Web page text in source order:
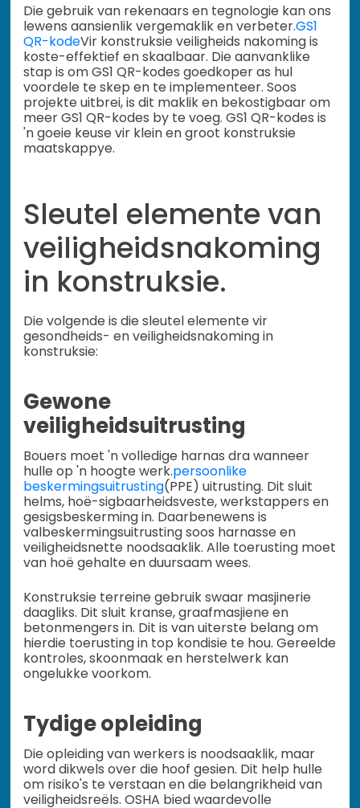
Die gebruik van rekenaars en tegnologie kan ons
lewens aansienlik vergemaklik en verbeter.GS1
QR-kodeVir konstruksie veiligheids nakoming is
koste-effektief en skaalbaar. Die aanvanklike
stap is om GS1 QR-kodes goedkoper as hul
voordele te skep en te implementeer. Soos
projekte uitbrei, is dit maklik en bekostigbaar om
meer GS1 QR-kodes by te voeg. GS1 QR-kodes is
'n goeie keuse vir klein en groot konstruksie
maatskappye.
Sleutel elemente van
veiligheidsnakoming
in konstruksie.
Die volgende is die sleutel elemente vir
gesondheids- en veiligheidsnakoming in
konstruksie:
Gewone
veiligheidsuitrusting
Bouers moet 'n volledige harnas dra wanneer
hulle op 'n hoogte werk.persoonlike
beskermingsuitrusting(PPE) uitrusting. Dit sluit
helms, hoë-sigbaarheidsveste, werkstappers en
gesigsbeskerming in. Daarbenewens is
valbeskermingsuitrusting soos harnasse en
veiligheidsnette noodsaaklik. Alle toerusting moet
van hoë gehalte en duursaam wees.
Konstruksie terreine gebruik swaar masjinerie
daagliks. Dit sluit kranse, graafmasjiene en
betonmengers in. Dit is van uiterste belang om
hierdie toerusting in top kondisie te hou. Gereelde
kontroles, skoonmaak en herstelwerk kan
ongelukke voorkom.
Tydige opleiding
Die opleiding van werkers is noodsaaklik, maar
word dikwels over die hoof gesien. Dit help hulle
om risiko's te verstaan en die belangrikheid van
veiligheidsreëls. OSHA bied waardevolle